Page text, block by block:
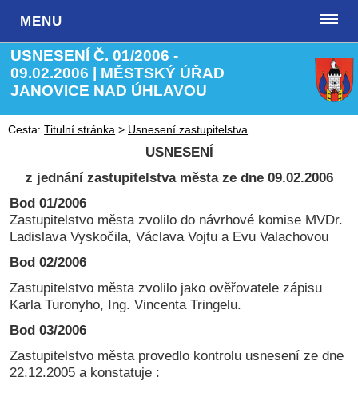
MENU
USNESENÍ Č. 01/2006 -
09.02.2006 | MĚSTSKÝ ÚŘAD
JANOVICE NAD ÚHLAVOU
Cesta: Titulní stránka > Usnesení zastupitelstva
USNESENÍ
z jednání zastupitelstva města ze dne 09.02.2006
Bod 01/2006
Zastupitelstvo města zvolilo do návrhové komise MVDr.
Ladislava Vyskočila, Václava Vojtu a Evu Valachovou
Bod 02/2006
Zastupitelstvo města zvolilo jako ověřovatele zápisu
Karla Turonyho, Ing. Vincenta Tringelu.
Bod 03/2006
Zastupitelstvo města provedlo kontrolu usnesení ze dne
22.12.2005 a konstatuje :